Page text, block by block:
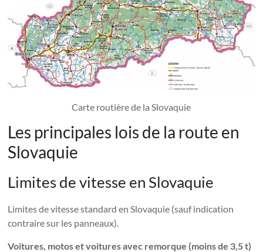
Carte routière de la Slovaquie
Les principales lois de la route en
Slovaquie
Limites de vitesse en Slovaquie
Limites de vitesse standard en Slovaquie (sauf indication
contraire sur les panneaux).
Voitures, motos et voitures avec remorque (moins de 3,5 t)